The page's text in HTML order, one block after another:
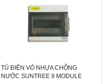
TỦ ĐIỆN VỎ NHỰA CHỐNG
NƯỚC SUNTREE 9 MODULE